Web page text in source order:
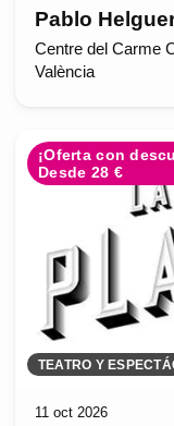
Pablo
Centre del Carme
València
¡Oferta con
Desde 28 €
TEATRO Y
11 oct 2026